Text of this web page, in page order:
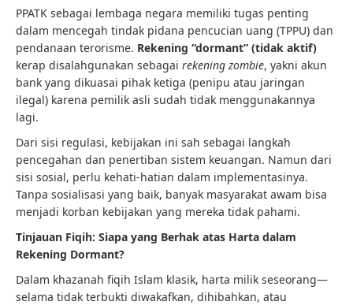
PPATK sebagai lembaga negara memiliki tugas penting
dalam mencegah tindak pidana pencucian uang (TPPU) dan
pendanaan terorisme. Rekening “dormant” (tidak aktif)
kerap disalahgunakan sebagai rekening zombie, yakni akun
bank yang dikuasai pihak ketiga (penipu atau jaringan
ilegal) karena pemilik asli sudah tidak menggunakannya
lagi.
Dari sisi regulasi, kebijakan ini sah sebagai langkah
pencegahan dan penertiban sistem keuangan. Namun dari
sisi sosial, perlu kehati-hatian dalam implementasinya.
Tanpa sosialisasi yang baik, banyak masyarakat awam bisa
menjadi korban kebijakan yang mereka tidak pahami.
Tinjauan Fiqih: Siapa yang Berhak atas Harta dalam
Rekening Dormant?
Dalam khazanah fiqih Islam klasik, harta milik seseorang—
selama tidak terbukti diwakafkan, dihibahkan, atau